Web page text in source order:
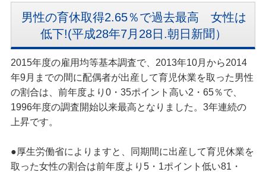
男性の育休取得2.65％で過去最高 女性は
低下!(平成28年7月28日.朝日新聞）
2015年度の雇用均等基本調査で、2013年10月から2014
年9月までの間に配偶者が出産して育児休業を取った男性
の割合は、前年度より0・35ポイント高い2・65％で、
1996年度の調査開始以来最高となりました。3年連続の
上昇です。
●厚生労働省によりますと、同期間に出産して育児休業を
取った女性の割合は前年度より5・1ポイント低い81・